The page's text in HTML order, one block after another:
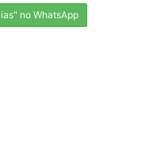
no WhatsApp